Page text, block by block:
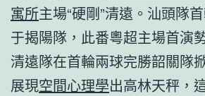
寓所主場“硬剛”清遠。汕頭隊
于揭陽隊，此番粵超主場首演
清遠隊在首輪兩球完勝韶關隊
展現空間心理學出高林天秤，